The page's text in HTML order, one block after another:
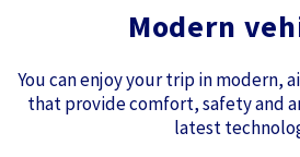
Modern
You can enjoy your trip in modern,
that provide comfort, safety and
latest